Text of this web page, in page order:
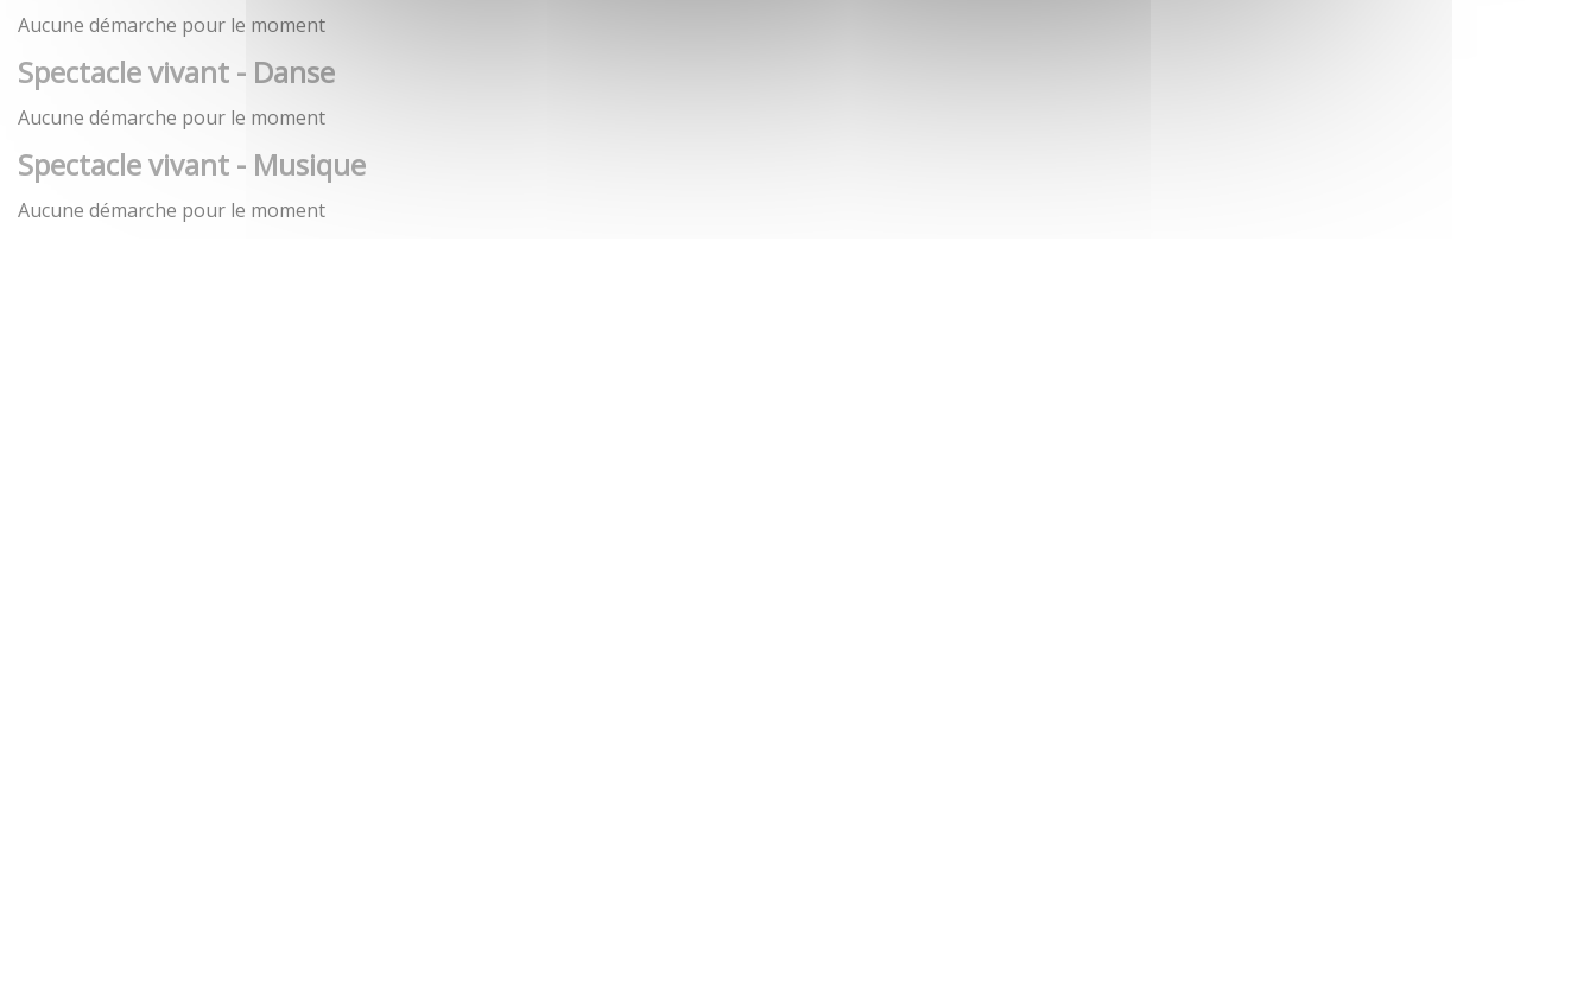
Aucune démarche pour le moment
Spectacle vivant - Danse
Aucune démarche pour le moment
Spectacle vivant - Musique
Aucune démarche pour le moment